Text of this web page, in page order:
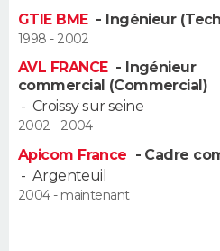
COPAINS D'AVANT
AVIS DE DÉCÈS
FORUM
GTIE BME - Ingénieur
1998 - 2002
AVL FRANCE - Ingénieur
commercial (Commercial)
- Croissy sur seine
2002 - 2004
Apicom France - Cadre
- Argenteuil
2004 - maintenant